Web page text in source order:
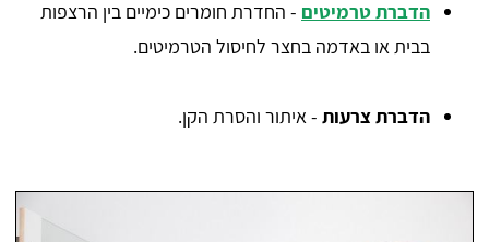
הדברת טרמיטים - החדרת חומרים כימיים בין הרצפות
בבית או באדמה בחצר לחיסול הטרמיטים.
הדברת צרעות - איתור והסרת הקן.